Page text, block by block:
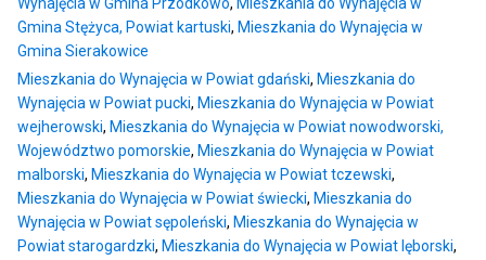
Wynajęcia w Gmina Przodkowo, Mieszkania do Wynajęcia w
Gmina Stężyca, Powiat kartuski, Mieszkania do Wynajęcia w
Gmina Sierakowice
Mieszkania do Wynajęcia w Powiat gdański, Mieszkania do
Wynajęcia w Powiat pucki, Mieszkania do Wynajęcia w Powiat
wejherowski, Mieszkania do Wynajęcia w Powiat nowodworski,
Województwo pomorskie, Mieszkania do Wynajęcia w Powiat
malborski, Mieszkania do Wynajęcia w Powiat tczewski,
Mieszkania do Wynajęcia w Powiat świecki, Mieszkania do
Wynajęcia w Powiat sępoleński, Mieszkania do Wynajęcia w
Powiat starogardzki, Mieszkania do Wynajęcia w Powiat lęborski,